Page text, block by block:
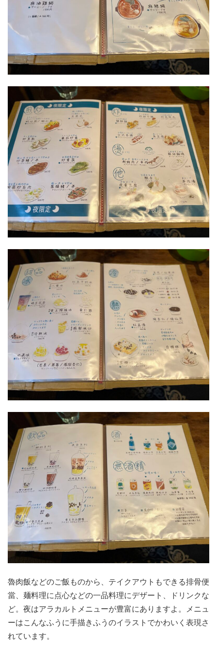
魯肉飯などのご飯ものから、テイクアウトもできる排骨便
當、麺料理に点心などの一品料理にデザート、ドリンクな
ど。夜はアラカルトメニューが豊富にありますよ。メニュ
ーはこんなふうに手描きふうのイラストでかわいく表現さ
れています。